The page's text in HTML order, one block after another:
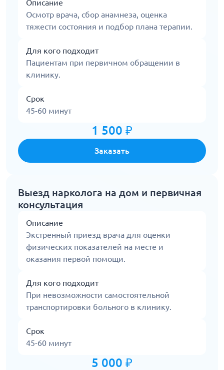
Описание
Осмотр врача, сбор анамнеза, оценка
тяжести состояния и подбор плана терапии.
Для кого подходит
Пациентам при первичном обращении в
клинику.
Срок
45-60 минут
1 500 ₽
Заказать
Выезд нарколога на дом и первичная
консультация
Описание
Экстренный приезд врача для оценки
физических показателей на месте и
оказания первой помощи.
Для кого подходит
При невозможности самостоятельной
транспортировки больного в клинику.
Срок
45-60 минут
5 000 ₽